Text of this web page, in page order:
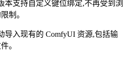
本支持自定义键位绑定,不再受到浏
制。
导入现有的 ComfyUI 资源,包括输
。